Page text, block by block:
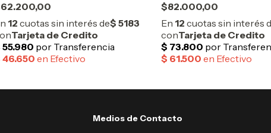
$82.000,00
Medios de Contacto